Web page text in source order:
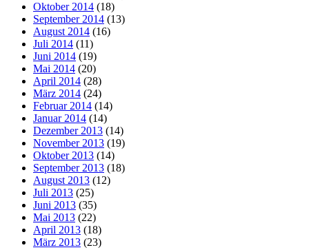
Oktober 2014 (18)
September 2014 (13)
August 2014 (16)
Juli 2014 (11)
Juni 2014 (19)
Mai 2014 (20)
April 2014 (28)
März 2014 (24)
Februar 2014 (14)
Januar 2014 (14)
Dezember 2013 (14)
November 2013 (19)
Oktober 2013 (14)
September 2013 (18)
August 2013 (12)
Juli 2013 (25)
Juni 2013 (35)
Mai 2013 (22)
April 2013 (18)
März 2013 (23)